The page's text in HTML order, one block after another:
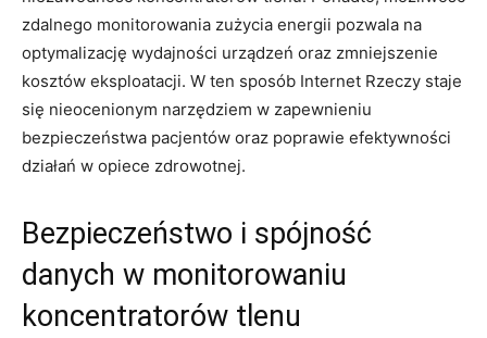
zdalnego ​monitorowania ​zużycia energii ⁣pozwala‍ na‌
optymalizację wydajności urządzeń oraz zmniejszenie
kosztów eksploatacji. W ten sposób Internet Rzeczy staje
‌się nieocenionym‍ narzędziem w⁤ zapewnieniu
bezpieczeństwa pacjentów oraz poprawie ‍efektywności
działań​ w opiece⁢ zdrowotnej.
Bezpieczeństwo ⁣i ⁢spójność
danych w‌ monitorowaniu
koncentratorów‍ tlenu